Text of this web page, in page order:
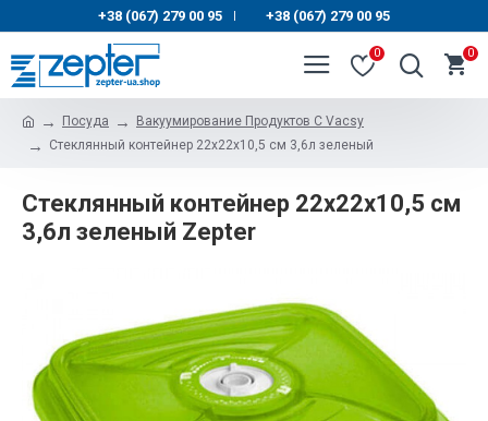
+38 (067) 279 00 95 | +38 (067) 279 00 95
0 0
Посуда
Вакуумирование Продуктов С Vacsy
Стеклянный контейнер 22x22x10,5 см 3,6л зеленый
Стеклянный контейнер 22x22x10,5 см
3,6л зеленый Zepter